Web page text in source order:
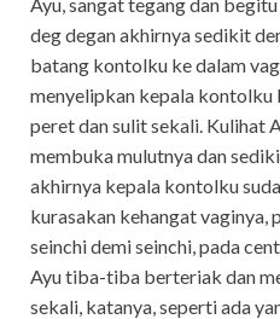
deg degan akhirnya sedikit
batang kontolku ke dalam
menyelipkan kepala kontolku
peret dan sulit sekali. Kulihat
membuka mulutnya dan
akhirnya kepala kontolku
kurasakan kehangat vaginya,
seinchi demi seinchi, pada
Ayu tiba-tiba berteriak dan
sekali, katanya, seperti ada